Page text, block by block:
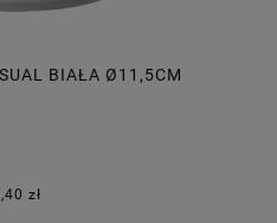
BIAŁA Ø11,5CM
zł